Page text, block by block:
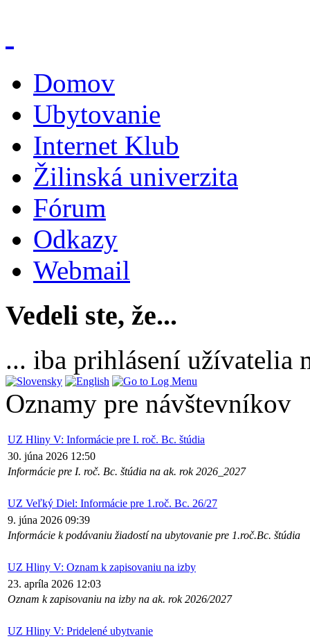
Domov
Ubytovanie
Internet Klub
Žilinská univerzita
Fórum
Odkazy
Webmail
Vedeli ste, že...
... iba prihlásení užívatelia
Oznamy pre návštevníkov
UZ Hliny V: Informácie pre I. roč. Bc. štúdia
30. júna 2026 12:50
Informácie pre I. roč. Bc. štúdia na ak. rok 2026_2027
UZ Veľký Diel: Informácie pre 1.roč. Bc. 26/27
9. júna 2026 09:39
Informácie k podávaniu žiadostí na ubytovanie pre 1.roč.Bc. štúdia
UZ Hliny V: Oznam k zapisovaniu na izby
23. apríla 2026 12:03
Oznam k zapisovaniu na izby na ak. rok 2026/2027
UZ Hliny V: Pridelené ubytvanie